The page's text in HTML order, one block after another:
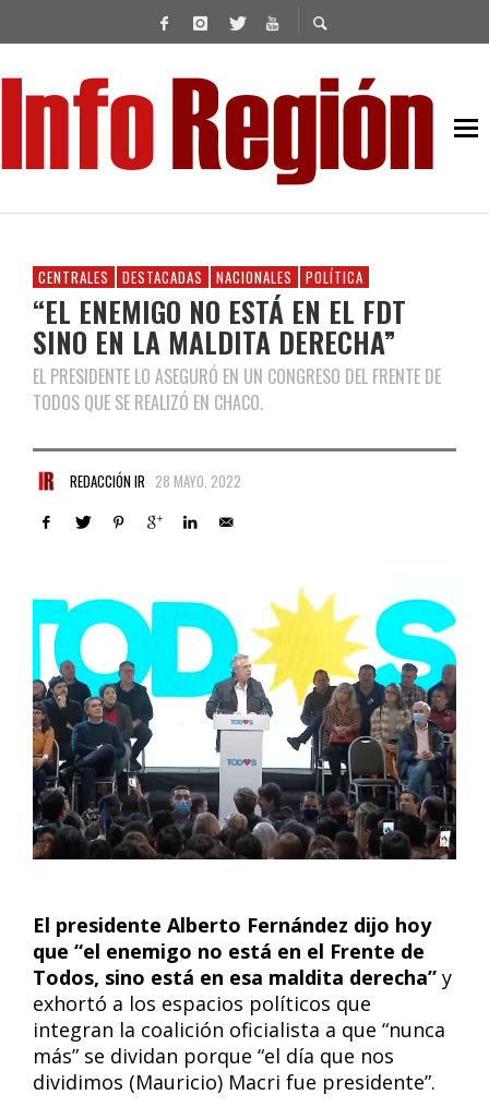
CENTRALES DESTACADAS NACIONALES POLÍTICA
“EL ENEMIGO NO ESTÁ EN EL FDT
SINO EN LA MALDITA DERECHA”
EL PRESIDENTE LO ASEGURÓ EN UN CONGRESO DEL FRENTE DE
TODOS QUE SE REALIZÓ EN CHACO.
REDACCIÓN IR 28 MAYO, 2022
El presidente Alberto Fernández dijo hoy
que “el enemigo no está en el Frente de
Todos, sino está en esa maldita derecha” y
exhortó a los espacios políticos que
integran la coalición oficialista a que “nunca
más” se dividan porque “el día que nos
dividimos (Mauricio) Macri fue presidente”.